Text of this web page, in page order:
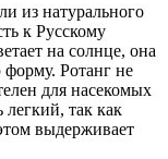
из натурального
к Русскому
на солнце, она
Ротанг не
для насекомых
так как
выдерживает